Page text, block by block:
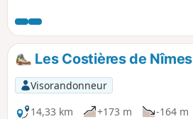
Les Costières de Nîmes
Visorandonneur
14,33 km
+173 m -164 m